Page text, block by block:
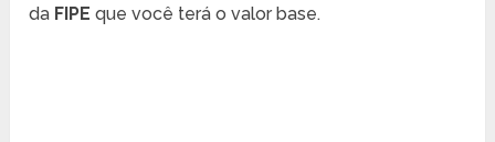
da FIPE que você terá o valor base.